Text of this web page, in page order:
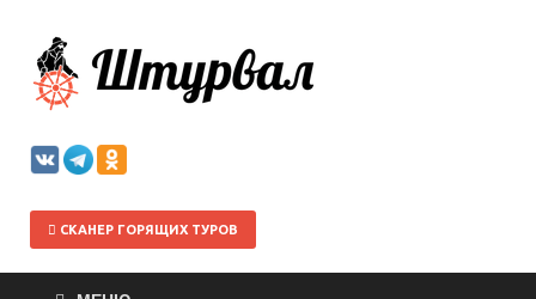
СКАНЕР ГОРЯЩИХ ТУРОВ